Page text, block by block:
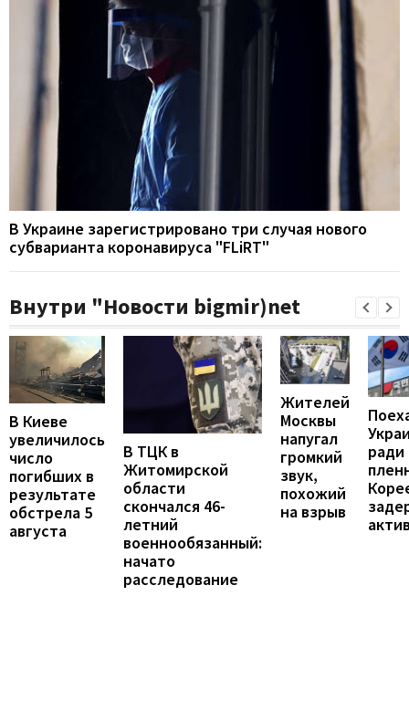
В Украине зарегистрировано три случая нового
субварианта коронавируса "FLiRT"
Внутри "Новости bigmir)net
В Киеве
увеличилось
число
погибших в
результате
обстрела 5
августа
В ТЦК в
Житомирской
области
скончался 46-
летний
военнообязанный:
начато
расследование
Жителей
Москвы
напугал
громкий
звук,
похожий
на взрыв
ради